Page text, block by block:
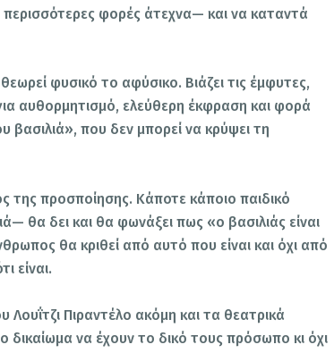
φορές άτεχνα— και να καταντά
φυσικό το αφύσικο. Βιάζει τις έμφυτες,
αυθορμητισμό, ελεύθερη έκφραση και φορά
βασιλιά», που δεν μπορεί να κρύψει τη
της προσποίησης. Κάποτε κάποιο παιδικό
θα δει και θα φωνάξει πως «ο βασιλιάς είναι
θα κριθεί από αυτό που είναι και όχι από
είναι.
Πιραντέλο ακόμη και τα θεατρικά
δικαίωμα να έχουν το δικό τους πρόσωπο κι όχι